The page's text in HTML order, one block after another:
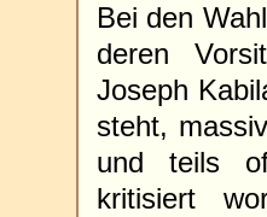
Bei den
deren
Joseph
steht,
und teils
kritisiert